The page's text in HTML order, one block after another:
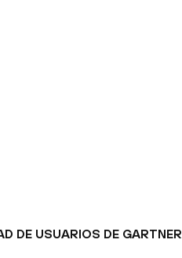
DE USUARIOS DE GARTNER